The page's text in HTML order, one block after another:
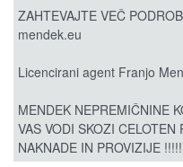
ZAHTEVAJTE VEČ
mendek.eu
Licencirani agent Franjo
MENDEK NEPREMIČNINE
VAS VODI SKOZI
NAKNADE IN PROVIZIJE !!!!!